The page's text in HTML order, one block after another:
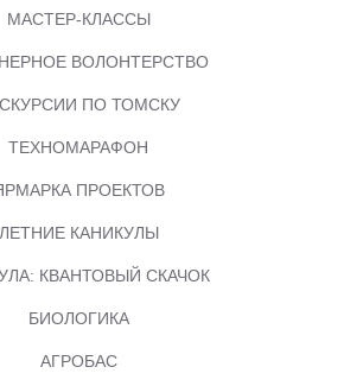
МАСТЕР-КЛАССЫ
ВОЛОНТЕРСТВО
ПО ТОМСКУ
ТЕХНОМАРАФОН
ПРОЕКТОВ
ЛЕТНИЕ КАНИКУЛЫ
КВАНТОВЫЙ СКАЧОК
БИОЛОГИКА
АГРОБАС